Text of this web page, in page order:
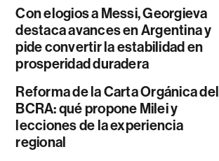
Con elogios a Messi, Georgieva
destaca avances en Argentina y
pide convertir la estabilidad en
prosperidad duradera
Reforma de la Carta Orgánica del
BCRA: qué propone Milei y
lecciones de la experiencia
regional